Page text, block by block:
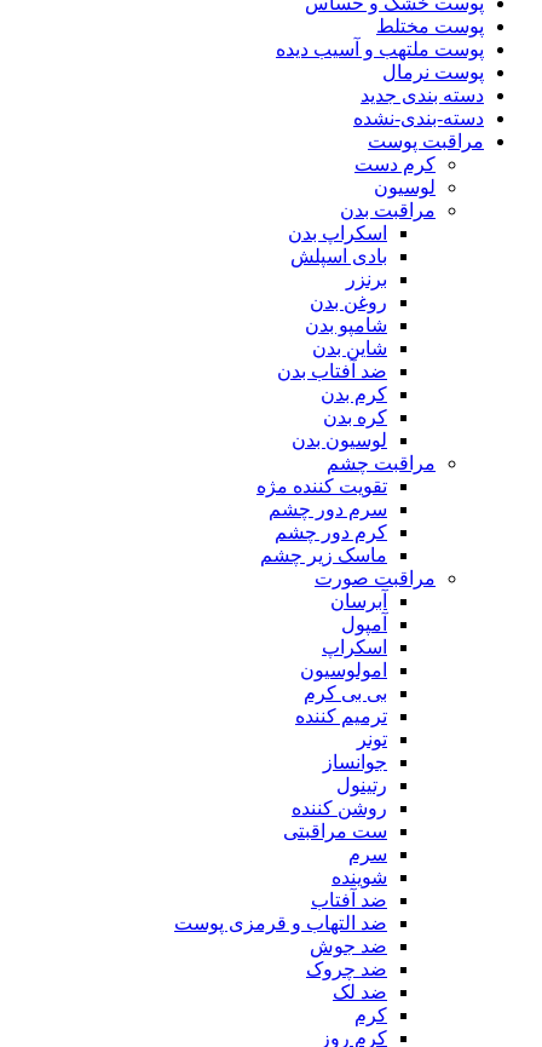
پوست مختلط
پوست ملتهب و آسیب دیده
پوست نرمال
دسته بندی جدید
دسته-بندی-نشده
مراقبت پوست
کرم دست
لوسیون
مراقبت بدن
اسکراپ بدن
بادی اسپلش
برنزر
روغن بدن
شامپو بدن
شاین بدن
ضد آفتاب بدن
کرم بدن
کره بدن
لوسیون بدن
مراقبت چشم
تقویت کننده مژه
سرم دور چشم
کرم دور چشم
ماسک زیر چشم
مراقبت صورت
آبرسان
آمپول
اسکراپ
امولوسیون
بی بی کرم
ترمیم کننده
تونر
جوانساز
رتینول
روشن کننده
ست مراقبتی
سرم
شوینده
ضد آفتاب
ضد التهاب و قرمزی پوست
‌ضد جوش
ضد چروک
ضد لک
کرم
کرم روز